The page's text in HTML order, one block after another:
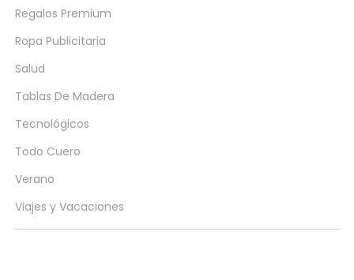
Regalos Premium
Ropa Publicitaria
Salud
Tablas De Madera
Tecnológicos
Todo Cuero
Verano
Viajes y Vacaciones